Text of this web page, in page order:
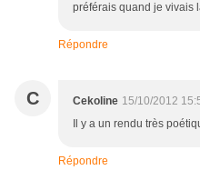
préférais quand je vivais
Répondre
C Cekoline 15/10/2012
Il y a un rendu très
Répondre